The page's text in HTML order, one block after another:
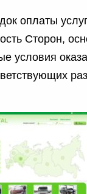
оплаты
Сторон,
условия